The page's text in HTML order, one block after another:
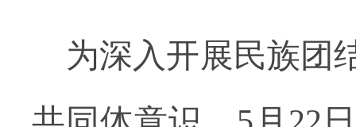
为深入开展民族团